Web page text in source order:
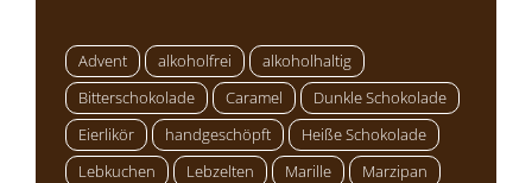
Advent alkoholfrei
alkoholhaltig
Bitterschokolade
Caramel
Dunkle Schokolade
Eierlikör
handgeschöpft
Heiße Schokolade
Lebkuchen
Lebzelten Marille
Marzipan